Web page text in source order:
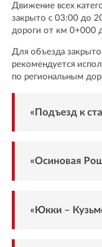
Движение всех
закрыто с 03:00 до
дороги от км 0+000
Для объезда
рекомендуется
по региональным
«Подъезд к
«Осиновая
«Юкки –